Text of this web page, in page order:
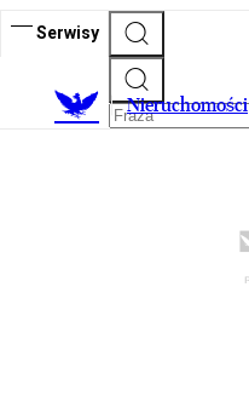
Serwisy
Nieruchomości